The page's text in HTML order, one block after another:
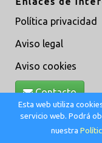
Política privacidad
Aviso legal
Aviso cookies
Contacto
Esta web utiliza
servicio web. Podrá
nuestra